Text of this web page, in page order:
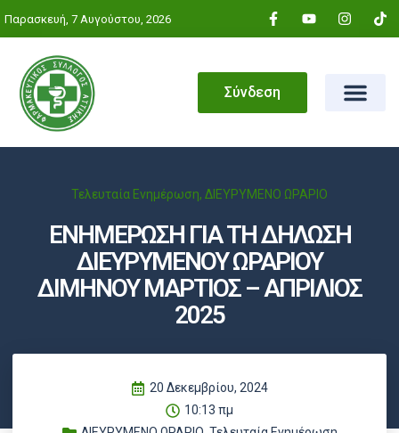
Παρασκευή, 7 Αυγούστου, 2026
Σύνδεση
Τελευταία Ενημέρωση, ΔΙΕΥΡΥΜΕΝΟ ΩΡΑΡΙΟ
ΕΝΗΜΕΡΩΣΗ ΓΙΑ ΤΗ ΔΗΛΩΣΗ
ΔΙΕΥΡΥΜΕΝΟΥ ΩΡΑΡΙΟΥ
ΔΙΜΗΝΟΥ ΜΑΡΤΙΟΣ – ΑΠΡΙΛΙΟΣ
2025
20 Δεκεμβρίου, 2024
10:13 πμ